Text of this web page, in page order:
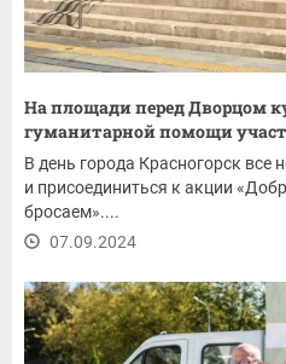
На площади перед Дворцом
гуманитарной помощи
В день города Красногорск все
и присоединиться к акции
бросаем»....
07.09.2024